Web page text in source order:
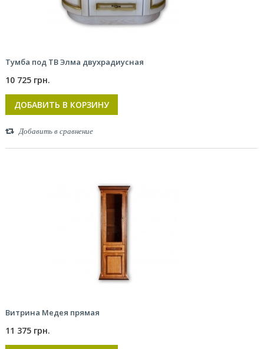
Тумба под ТВ Элма двухрадиусная
10 725 грн.
ДОБАВИТЬ В КОРЗИНУ
Добавить в сравнение
Витрина Медея прямая
11 375 грн.